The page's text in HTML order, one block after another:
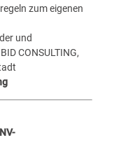
zum eigenen
und
CONSULTING,